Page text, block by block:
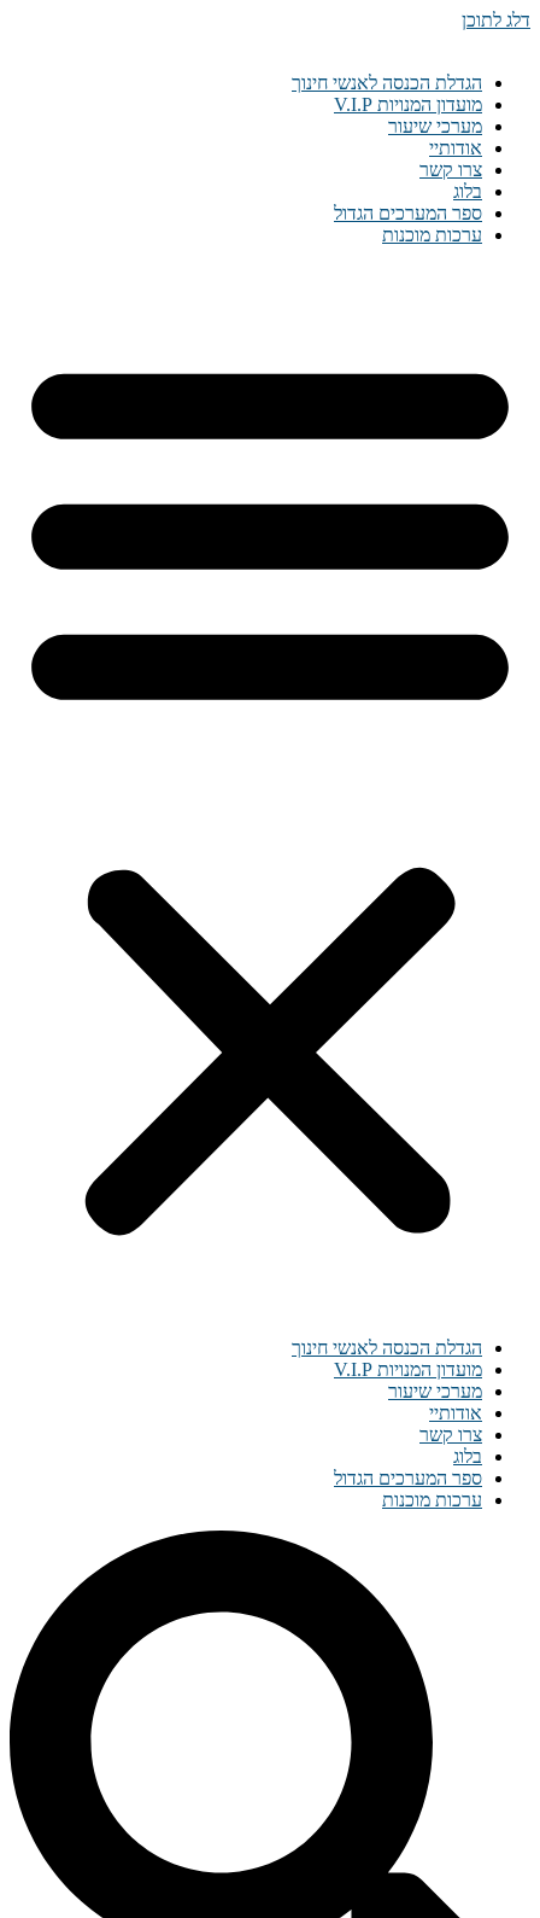
דלג לתוכן
הגדלת הכנסה לאנשי חינוך
מועדון המנויות V.I.P
מערכי שיעור
אודותיי
צרו קשר
בלוג
ספר המערכים הגדול
ערכות מוכנות
הגדלת הכנסה לאנשי חינוך
מועדון המנויות V.I.P
מערכי שיעור
אודותיי
צרו קשר
בלוג
ספר המערכים הגדול
ערכות מוכנות